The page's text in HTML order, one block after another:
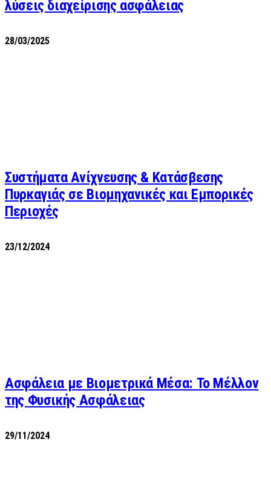
λύσεις διαχείρισης ασφάλειας
28/03/2025
Συστήματα Ανίχνευσης & Κατάσβεσης
Πυρκαγιάς σε Βιομηχανικές και Εμπορικές
Περιοχές
23/12/2024
Ασφάλεια με Βιομετρικά Μέσα: Το Μέλλον
της Φυσικής Ασφάλειας
29/11/2024